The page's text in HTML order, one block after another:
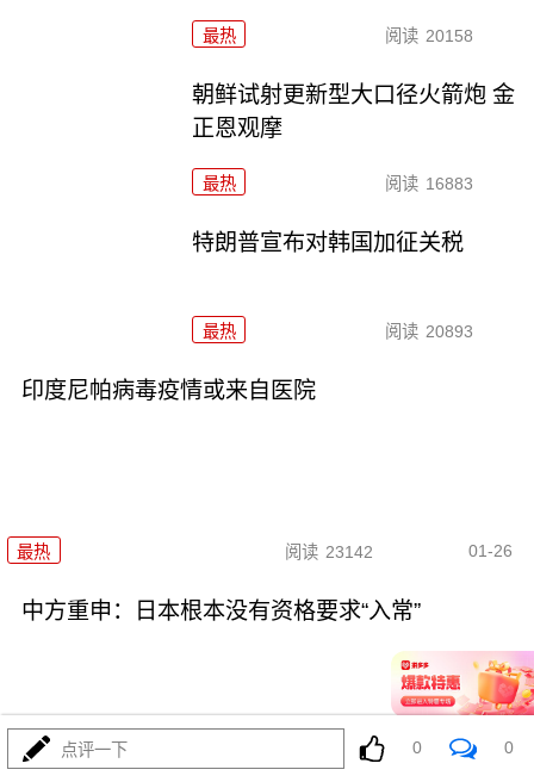
最热 阅读 20158
朝鲜试射更新型大口径火箭炮 金
正恩观摩
最热 阅读 16883
特朗普宣布对韩国加征关税
最热 阅读 20893
印度尼帕病毒疫情或来自医院
最热 阅读 23142 01-26
中方重申：日本根本没有资格要求“入常”
最热 阅读 25772
点评一下 0 0